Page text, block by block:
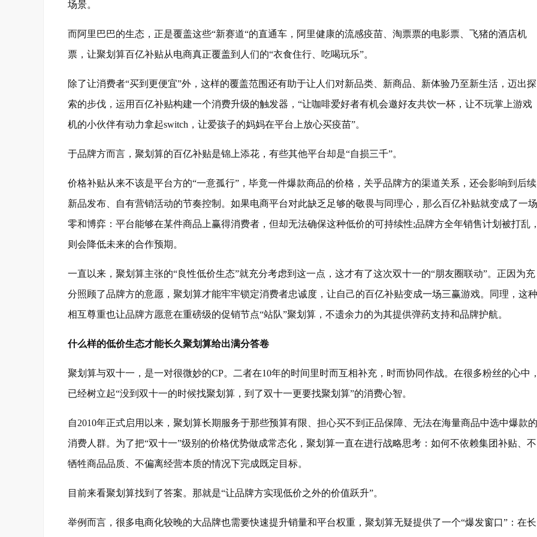
场景。
而阿里巴巴的生态，正是覆盖这些“新赛道“的直通车，阿里健康的流感疫苗、淘票票的电影票、飞猪的酒店机
票，让聚划算百亿补贴从电商真正覆盖到人们的“衣食住行、吃喝玩乐”。
除了让消费者“买到更便宜”外，这样的覆盖范围还有助于让人们对新品类、新商品、新体验乃至新生活，迈出探
索的步伐，运用百亿补贴构建一个消费升级的触发器，“让咖啡爱好者有机会邀好友共饮一杯，让不玩掌上游戏
机的小伙伴有动力拿起switch，让爱孩子的妈妈在平台上放心买疫苗”。
于品牌方而言，聚划算的百亿补贴是锦上添花，有些其他平台却是“自损三千”。
价格补贴从来不该是平台方的“一意孤行”，毕竟一件爆款商品的价格，关乎品牌方的渠道关系，还会影响到后续
新品发布、自有营销活动的节奏控制。如果电商平台对此缺乏足够的敬畏与同理心，那么百亿补贴就变成了一场
零和博弈：平台能够在某件商品上赢得消费者，但却无法确保这种低价的可持续性;品牌方全年销售计划被打乱
则会降低未来的合作预期。
一直以来，聚划算主张的“良性低价生态”就充分考虑到这一点，这才有了这次双十一的“朋友圈联动”。正因为充
分照顾了品牌方的意愿，聚划算才能牢牢锁定消费者忠诚度，让自己的百亿补贴变成一场三赢游戏。同理，这种
相互尊重也让品牌方愿意在重磅级的促销节点“站队”聚划算，不遗余力的为其提供弹药支持和品牌护航。
什么样的低价生态才能长久聚划算给出满分答卷
聚划算与双十一，是一对很微妙的CP。二者在10年的时间里时而互相补充，时而协同作战。在很多粉丝的心中
已经树立起“没到双十一的时候找聚划算，到了双十一更要找聚划算”的消费心智。
自2010年正式启用以来，聚划算长期服务于那些预算有限、担心买不到正品保障、无法在海量商品中选中爆款的
消费人群。为了把“双十一”级别的价格优势做成常态化，聚划算一直在进行战略思考：如何不依赖集团补贴、不
牺牲商品品质、不偏离经营本质的情况下完成既定目标。
目前来看聚划算找到了答案。那就是“让品牌方实现低价之外的价值跃升”。
举例而言，很多电商化较晚的大品牌也需要快速提升销量和平台权重，聚划算无疑提供了一个“爆发窗口”：在长